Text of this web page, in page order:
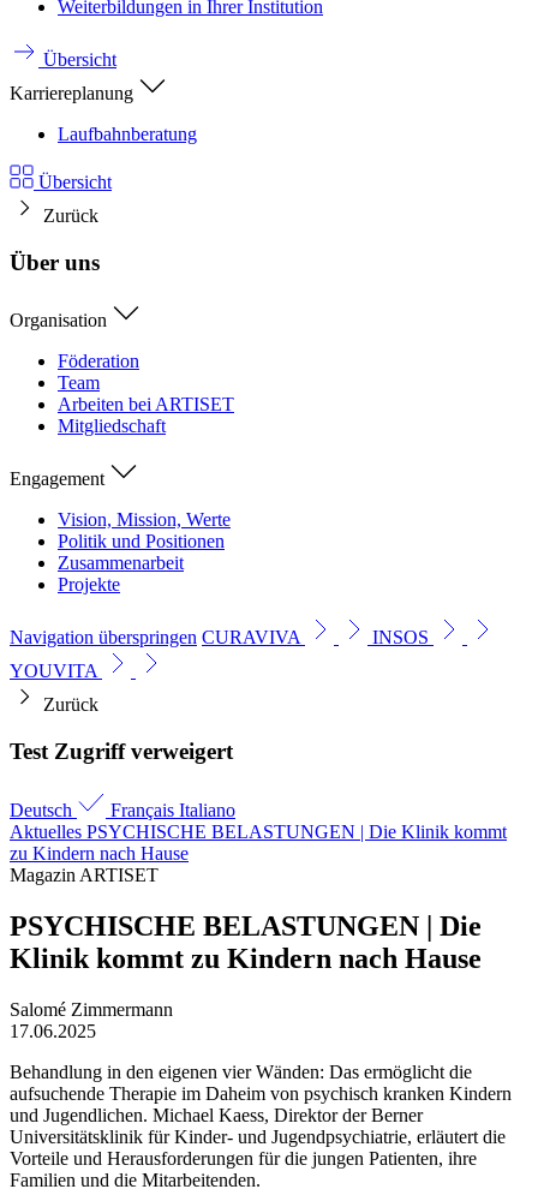
Weiterbildungen in Ihrer Institution
Übersicht
Karriereplanung
Laufbahnberatung
Übersicht
Zurück
Über uns
Organisation
Föderation
Team
Arbeiten bei ARTISET
Mitgliedschaft
Engagement
Vision, Mission, Werte
Politik und Positionen
Zusammenarbeit
Projekte
Navigation überspringen CURAVIVA
INSOS
YOUVITA
Zurück
Test Zugriff verweigert
Deutsch Français Italiano
Aktuelles PSYCHISCHE BE­LASTUNGEN | Die Klinik kommt
zu Kindern nach Hause
Magazin ARTISET
PSYCHISCHE BE­LASTUNGEN | Die
Klinik kommt zu Kindern nach Hause
Salomé Zimmermann
17.06.2025
Behandlung in den eigenen vier Wänden: Das ermöglicht die
aufsuchende Therapie im Daheim von psychisch kranken Kindern
und Jugendlichen. ­Michael Kaess, Direktor der Berner
Universitätsklinik für Kinder- und Jugendpsychiatrie, erläutert die
Vorteile und Herausforderungen für die jungen Patienten, ihre
Familien und die Mitarbeitenden.